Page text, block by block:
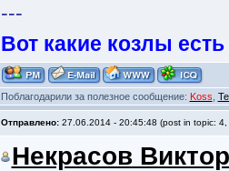
---
Вот какие козлы
Поблагодарили за полезное сообщение: Koss
Отправлено: 27.06.2014 - 20:45:48 (post in topic: 4,
Некрасов Виктор